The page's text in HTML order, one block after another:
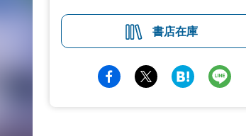
書店在庫